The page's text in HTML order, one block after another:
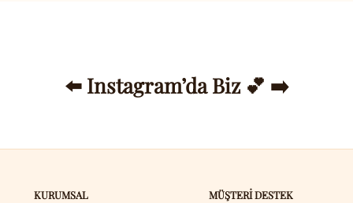
⬅️ Instagram’da Biz 💕 ➡️
KURUMSAL MÜŞTERI DESTEK